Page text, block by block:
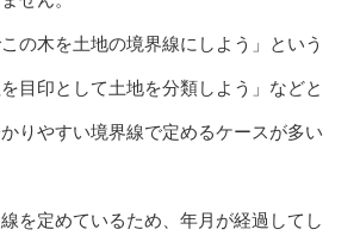
この木を土地の境界線にしよう」という
目印として土地を分類しよう」などと
りやすい境界線で定めるケースが多い
を定めているため、年月が経過してし